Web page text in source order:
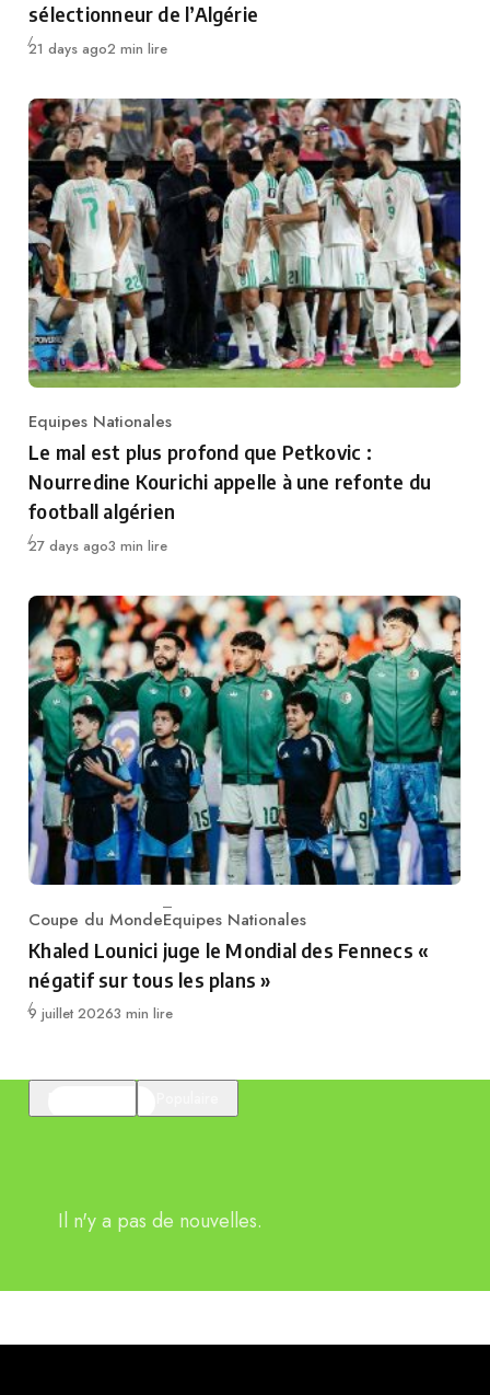
sélectionneur de l’Algérie
Publié
21 days ago2 min lire
Category
Equipes Nationales
Le mal est plus profond que Petkovic :
Nourredine Kourichi appelle à une refonte du
football algérien
Publié
27 days ago3 min lire
Category
Coupe du MondeEquipes Nationales
Khaled Lounici juge le Mondial des Fennecs «
négatif sur tous les plans »
Publié
9 juillet 20263 min lire
Il n'y a pas de nouvelles.